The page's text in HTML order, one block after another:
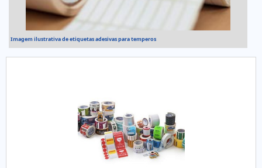
Imagem ilustrativa de etiquetas adesivas para temperos